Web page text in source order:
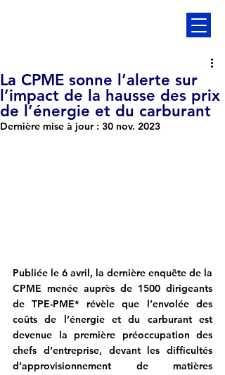
La CPME sonne l’alerte sur
l’impact de la hausse des prix
de l’énergie et du carburant
Dernière mise à jour : 30 nov. 2023
Publiée le 6 avril, la dernière enquête de la
CPME menée auprès de 1500 dirigeants
de TPE-PME* révèle que l’envolée des
coûts de l’énergie et du carburant est
devenue la première préoccupation des
chefs d’entreprise, devant les difficultés
d’approvisionnement de matières